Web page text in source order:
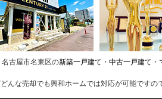
古屋市名東区の新築一戸建て ・ 中古一戸建て ・
んな売却でも興和ホームでは対応が可能ですの